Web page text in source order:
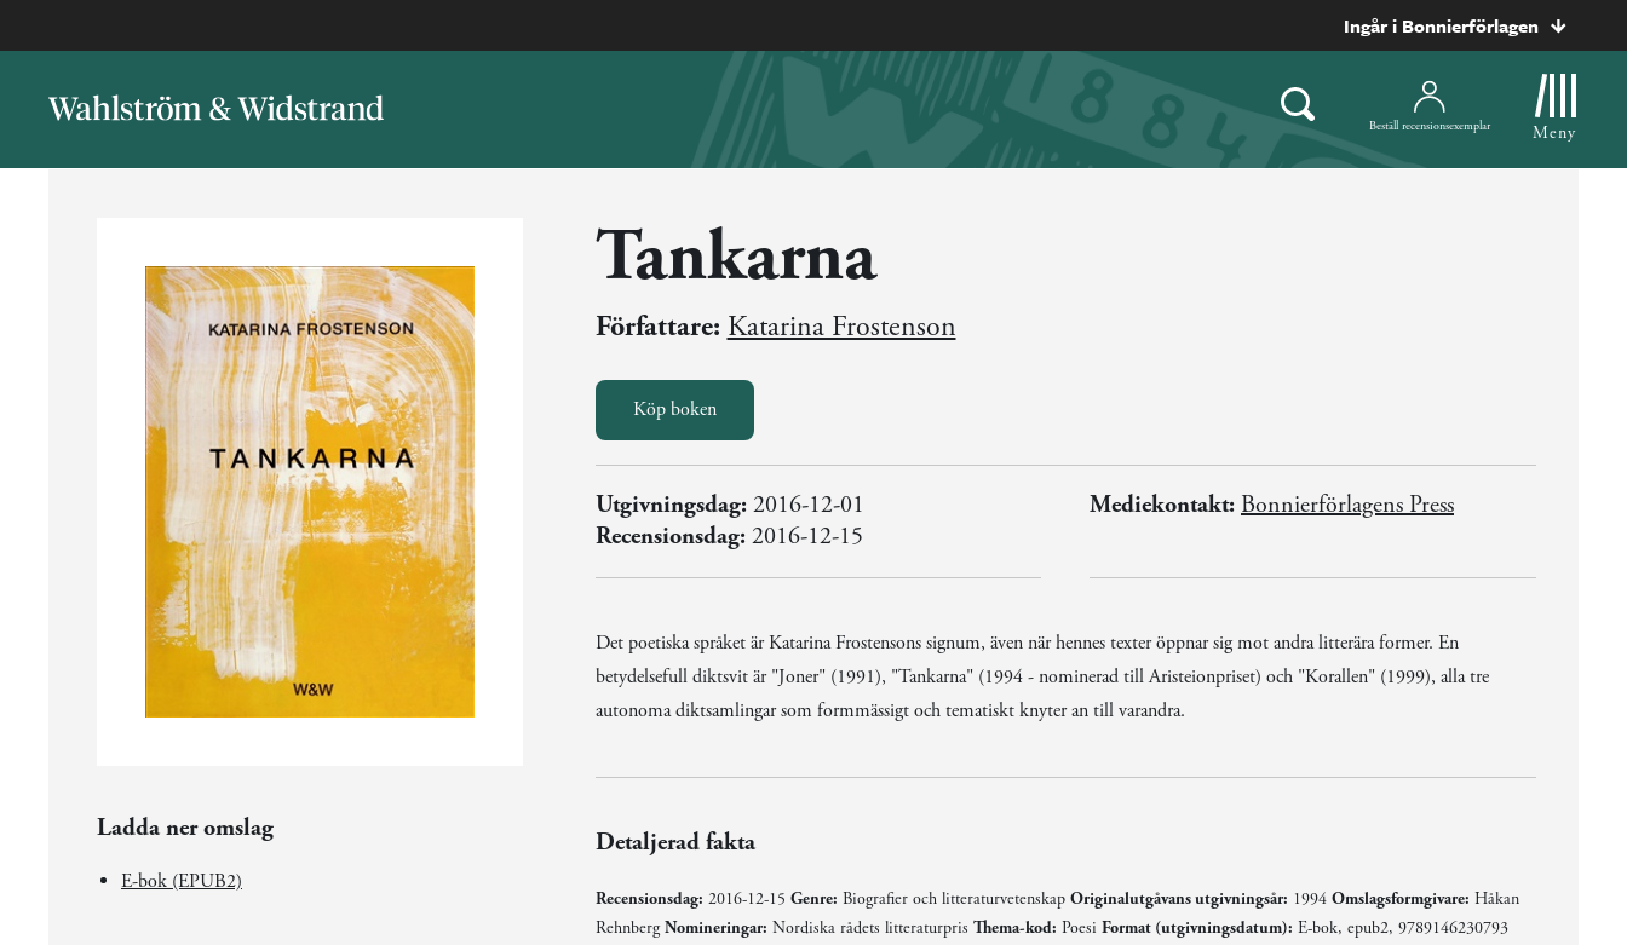
Ingår i Bonnierförlagen
Beställ recensionsexemplar Meny
Ladda ner omslag
E-bok (EPUB2)
Tankarna
Författare: Katarina Frostenson
Köp boken
Utgivningsdag:2016-12-01
Recensionsdag:2016-12-15
Mediekontakt: Bonnierförlagens Press
Det poetiska språket är Katarina Frostensons signum, även när hennes texter öppnar sig mot andra litterära former. En
betydelsefull diktsvit är "Joner" (1991), "Tankarna" (1994 - nominerad till Aristeionpriset) och "Korallen" (1999), alla tre
autonoma diktsamlingar som formmässigt och tematiskt knyter an till varandra.
Detaljerad fakta
Recensionsdag: 2016-12-15 Genre: Biografier och litteraturvetenskap Originalutgåvans utgivningsår: 1994 Omslagsformgivare: Håkan
RehnbergNomineringar: Nordiska rådets litteraturpris Thema-kod: Poesi Format (utgivningsdatum): E-bok, epub2, 9789146230793